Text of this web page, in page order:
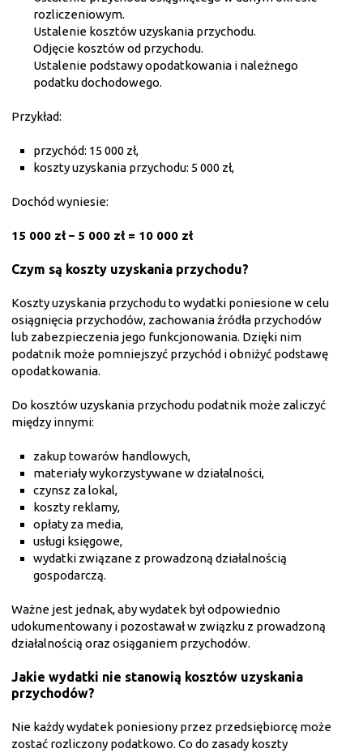
rozliczeniowym.
Ustalenie kosztów uzyskania przychodu.
Odjęcie kosztów od przychodu.
Ustalenie podstawy opodatkowania i należnego
podatku dochodowego.
Przykład:
przychód: 15 000 zł,
koszty uzyskania przychodu: 5 000 zł,
Dochód wyniesie:
15 000 zł – 5 000 zł = 10 000 zł
Czym są koszty uzyskania przychodu?
Koszty uzyskania przychodu to wydatki poniesione w celu
osiągnięcia przychodów, zachowania źródła przychodów
lub zabezpieczenia jego funkcjonowania. Dzięki nim
podatnik może pomniejszyć przychód i obniżyć podstawę
opodatkowania.
Do kosztów uzyskania przychodu podatnik może zaliczyć
między innymi:
zakup towarów handlowych,
materiały wykorzystywane w działalności,
czynsz za lokal,
koszty reklamy,
opłaty za media,
usługi księgowe,
wydatki związane z prowadzoną działalnością
gospodarczą.
Ważne jest jednak, aby wydatek był odpowiednio
udokumentowany i pozostawał w związku z prowadzoną
działalnością oraz osiąganiem przychodów.
Jakie wydatki nie stanowią kosztów uzyskania
przychodów?
Nie każdy wydatek poniesiony przez przedsiębiorcę może
zostać rozliczony podatkowo. Co do zasady koszty